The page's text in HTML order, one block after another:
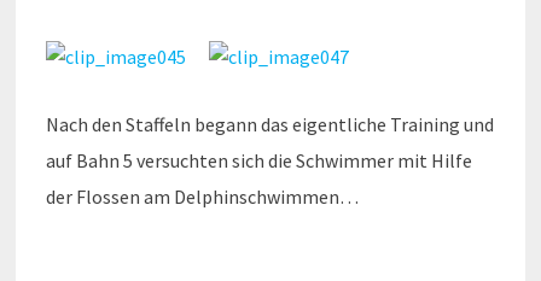
Nach den Staffeln begann das eigentliche Training und
auf Bahn 5 versuchten sich die Schwimmer mit Hilfe
der Flossen am Delphinschwimmen…